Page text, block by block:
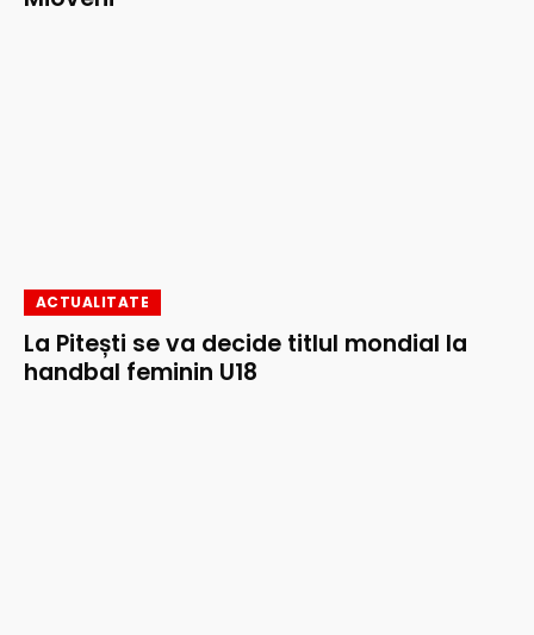
ACTUALITATE
La Pitești se va decide titlul mondial la
handbal feminin U18